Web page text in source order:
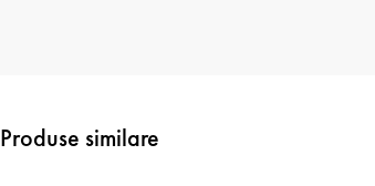
Produse similare